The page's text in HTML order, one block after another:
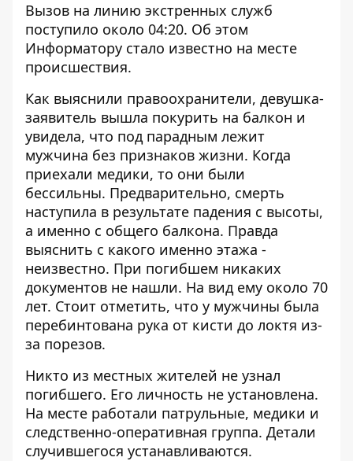
Вызов на линию экстренных служб
поступило около 04:20. Об этом
Информатору стало известно на месте
происшествия.
Как выяснили правоохранители, девушка-
заявитель вышла покурить на балкон и
увидела, что под парадным лежит
мужчина без признаков жизни. Когда
приехали медики, то они были
бессильны. Предварительно, смерть
наступила в результате падения с высоты,
а именно с общего балкона. Правда
выяснить с какого именно этажа -
неизвестно. При погибшем никаких
документов не нашли. На вид ему около 70
лет. Стоит отметить, что у мужчины была
перебинтована рука от кисти до локтя из-
за порезов.
Никто из местных жителей не узнал
погибшего. Его личность не установлена.
На месте работали патрульные, медики и
следственно-оперативная группа. Детали
случившегося устанавливаются.